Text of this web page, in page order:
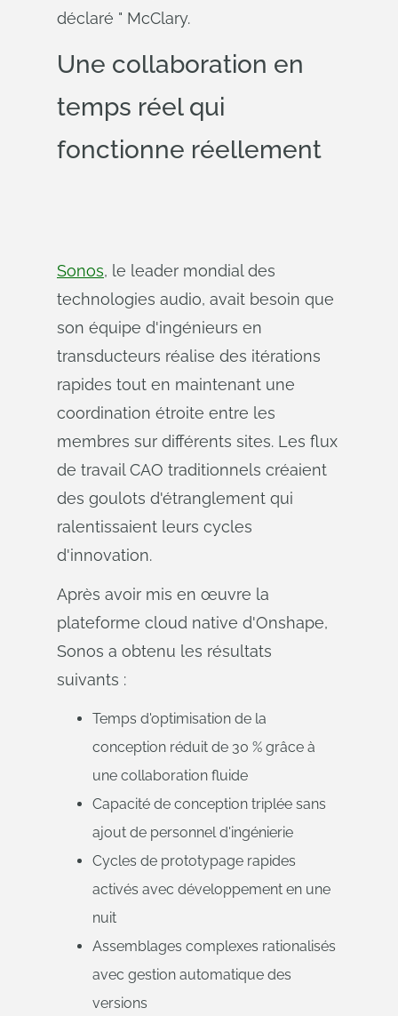
déclaré " McClary.
Une collaboration en
temps réel qui
fonctionne réellement
Sonos, le leader mondial des
technologies audio, avait besoin que
son équipe d'ingénieurs en
transducteurs réalise des itérations
rapides tout en maintenant une
coordination étroite entre les
membres sur différents sites. Les flux
de travail CAO traditionnels créaient
des goulots d'étranglement qui
ralentissaient leurs cycles
d'innovation.
Après avoir mis en œuvre la
plateforme cloud native d'Onshape,
Sonos a obtenu les résultats
suivants :
Temps d'optimisation de la
conception réduit de 30 % grâce à
une collaboration fluide
Capacité de conception triplée sans
ajout de personnel d'ingénierie
Cycles de prototypage rapides
activés avec développement en une
nuit
Assemblages complexes rationalisés
avec gestion automatique des
versions